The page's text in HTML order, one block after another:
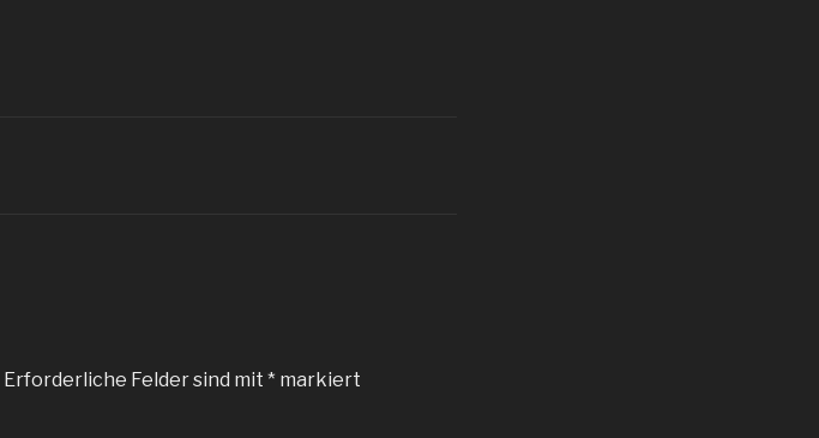
Erforderliche Felder sind mit * markiert